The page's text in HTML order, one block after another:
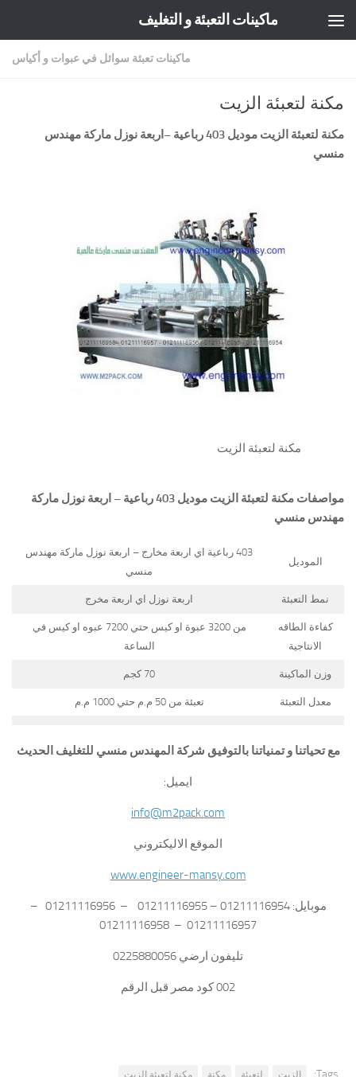
ماكينات التعبئة و التغليف
ماكينات تعبئة سوائل في عبوات و أكياس
مكنة لتعبئة الزيت
مكنة لتعبئة الزيت موديل 403 رباعية – اربعة نوزل ماركة مهندس
منسي
مكنة لتعبئة الزيت
مواصفات مكنة لتعبئة الزيت موديل 403 رباعية – اربعة نوزل ماركة
مهندس منسي
الموديل
403 رباعية اي اربعة مخارج – اربعة نوزل ماركة مهندس
منسي
نمط التعبئة اربعة نوزل اي اربعة مخرج
كفاءة الطاقه
الانتاجية
من 3200 عبوة او كيس حتي 7200 عبوه او كيس في
الساعة
وزن الماكينة 70 كجم
معدل التعبئة تعبئة من 50 م.م حتي 1000 م.م
مع تحياتنا و تمنياتنا بالتوفيق شركة المهندس منسي للتغليف الحديث
ايميل:
info@m2pack.com
الموقع الاليكتروني
www.engineer-mansy.com
موبايل: 01211116954 – 01211116955 – 01211116956 –
01211116957 – 01211116958
تليفون ارضي 0225880056
002 كود مصر قبل الرقم
Tags: الزيت لتعبئة مكنة مكنة لتعبئة الزيت